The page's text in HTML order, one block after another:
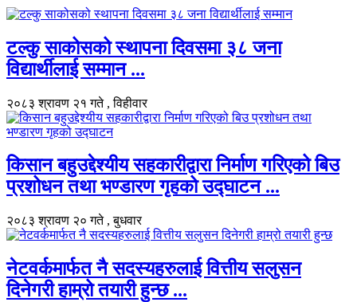
टल्कु साकोसको स्थापना दिवसमा ३८ जना
विद्यार्थीलाई सम्मान ...
२०८३ श्रावण २१ गते , विहीवार
किसान बहुउद्देश्यीय सहकारीद्वारा निर्माण गरिएको बिउ
प्रशोधन तथा भण्डारण गृहको उद्घाटन ...
२०८३ श्रावण २० गते , बुधवार
नेटवर्कमार्फत नै सदस्यहरुलाई वित्तीय सलुसन
दिनेगरी हाम्रो तयारी हुन्छ ...